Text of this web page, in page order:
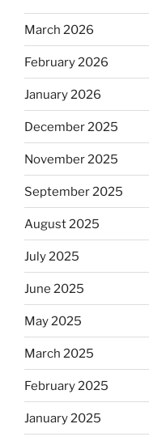
March 2026
February 2026
January 2026
December 2025
November 2025
September 2025
August 2025
July 2025
June 2025
May 2025
March 2025
February 2025
January 2025